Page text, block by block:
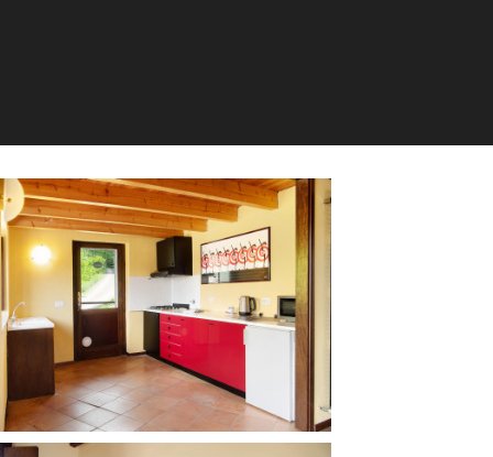
MARKETS, AWARDS
Berlin
Cannes
Festival - Bio to B Industry
Festival
d’Arte
Venezia
Film Festival
di Roma
Festival